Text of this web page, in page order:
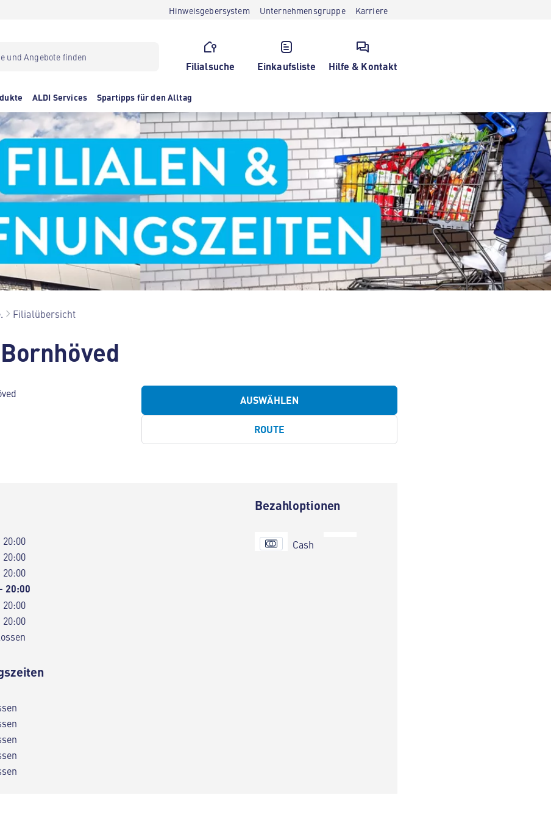
Hinweisgebersystem Unternehmensgruppe Karriere
Filialsuche Einkaufsliste Hilfe & Kontakt
ALDI Services Spartipps für den Alltag
Filialübersicht
AUSWÄHLEN
ROUTE
20:00
20:00
20:00
20:00
20:00
20:00
Bezahloptionen
Cash